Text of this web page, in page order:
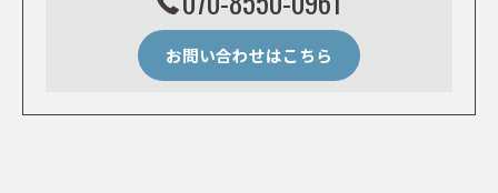
お問い合わせはこちら